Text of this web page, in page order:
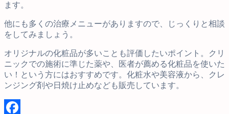
ます。
他にも多くの治療メニューがありますので、じっくりと相談
をしてみましょう。
オリジナルの化粧品が多いことも評価したいポイント。クリ
ニックでの施術に準じた薬や、医者が薦める化粧品を使いた
い！という方にはおすすめです。化粧水や美容液から、クレ
ンジング剤や日焼け止めなども販売しています。